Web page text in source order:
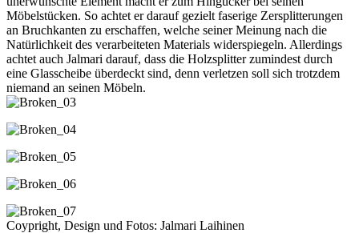
Möbelstücken. So achtet er darauf gezielt faserige Zersplitterungen
an Bruchkanten zu erschaffen, welche seiner Meinung nach die
Natürlichkeit des verarbeiteten Materials widerspiegeln. Allerdings
achtet auch Jalmari darauf, dass die Holzsplitter zumindest durch
eine Glasscheibe überdeckt sind, denn verletzen soll sich trotzdem
niemand an seinen Möbeln.
Coypright, Design und Fotos: Jalmari Laihinen